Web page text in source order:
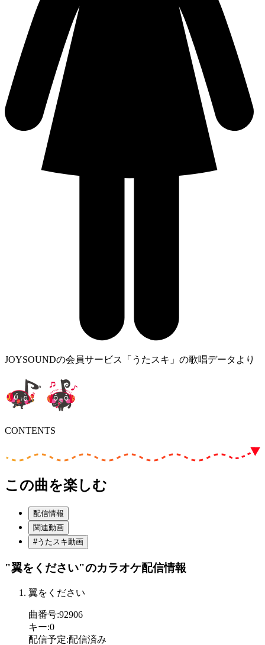
JOYSOUNDの会員サービス「うたスキ」の歌唱データより
CONTENTS
この曲を楽しむ
配信情報
関連動画
#うたスキ動画
"翼をください"のカラオケ配信情報
翼をください
曲番号:92906
キー:0
配信予定:配信済み